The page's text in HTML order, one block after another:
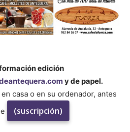
edición
y de papel.
casa o en su ordenador, antes
(suscripción)